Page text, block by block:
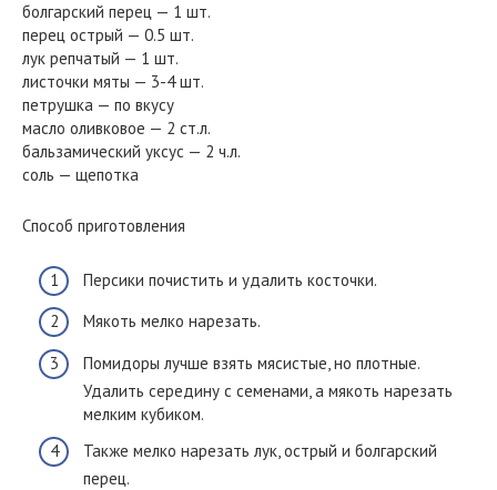
болгарский перец — 1 шт.
перец острый — 0.5 шт.
лук репчатый — 1 шт.
листочки мяты — 3-4 шт.
петрушка — по вкусу
масло оливковое — 2 ст.л.
бальзамический уксус — 2 ч.л.
соль — щепотка
Способ приготовления
Персики почистить и удалить косточки.
Мякоть мелко нарезать.
Помидоры лучше взять мясистые, но плотные.
Удалить середину с семенами, а мякоть нарезать
мелким кубиком.
Также мелко нарезать лук, острый и болгарский
перец.